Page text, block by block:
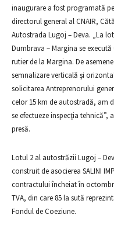
inaugurare a fost programată
directorul general al CNAIR,
Autostrada Lugoj – Deva. „La
Dumbrava – Margina se
rutier de la Margina. De
semnalizare verticală şi
solicitarea Antreprenorului
celor 15 km de autostradă, am
se efectueze inspecţia
presă.
Lotul 2 al autostrăzii Lugoj –
construit de asocierea SALINI
contractului încheiat în
TVA, din care 85 la sută
Fondul de Coeziune.